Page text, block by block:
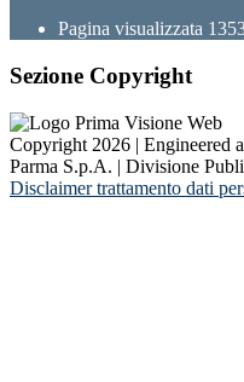
Pagina visualizzata
Sezione Copyright
Copyright 2026 | Engineered
Parma S.p.A. | Divisione
Disclaimer trattamento dati